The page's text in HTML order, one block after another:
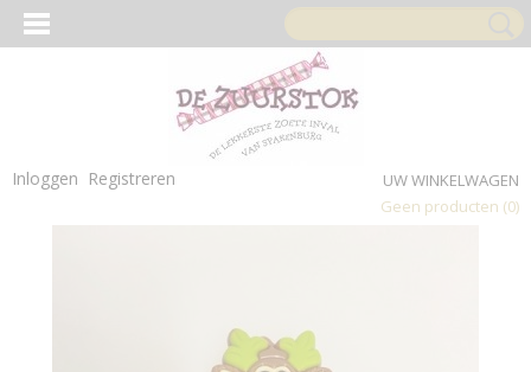
Inloggen Registreren
UW WINKELWAGEN
Geen producten (0)